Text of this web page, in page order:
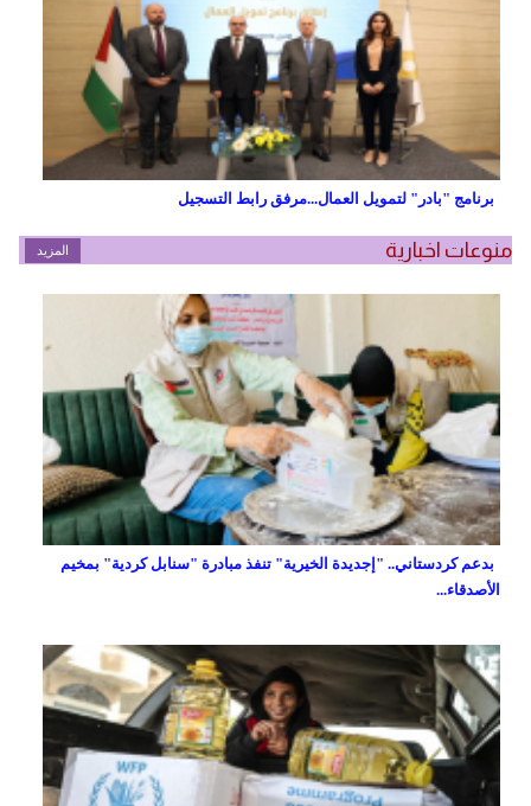
برنامج "بادر" لتمويل العمال...مرفق رابط التسجيل
منوعات اخبارية المزيد
بدعم كردستاني.. "إجديدة الخيرية" تنفذ مبادرة "سنابل كردية" بمخيم
الأصدقاء...